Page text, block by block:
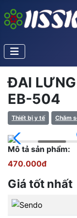
ĐAI
EB-504
Thiết bị y tế Chăm
Mô tả sản phẩm:
470.000đ
Giá tốt nhất